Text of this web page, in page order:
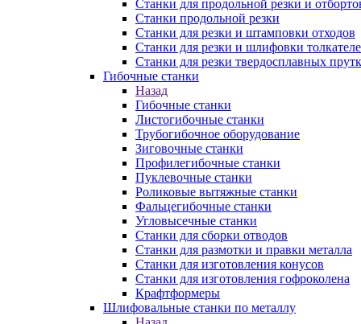
Станки для продольной резки и
Станки продольной резки
Станки для резки и штамповки отходов
Станки для резки и шлифовки
Станки для резки твердосплавных
Гибочные станки
Назад
Гибочные станки
Листогибочные станки
Трубогибочное оборудование
Зиговочные станки
Профилегибочные станки
Пуклевочные станки
Роликовые вытяжные станки
Фальцегибочные станки
Угловысечные станки
Станки для сборки отводов
Станки для размотки и правки металла
Станки для изготовления конусов
Станки для изготовления гофроколена
Крафтформеры
Шлифовальные станки по металлу